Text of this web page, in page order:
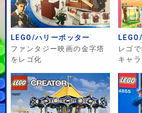
LEGO/ハリーポッター
ファンタジー映画の金字塔
をレゴ化
レゴ
キャ